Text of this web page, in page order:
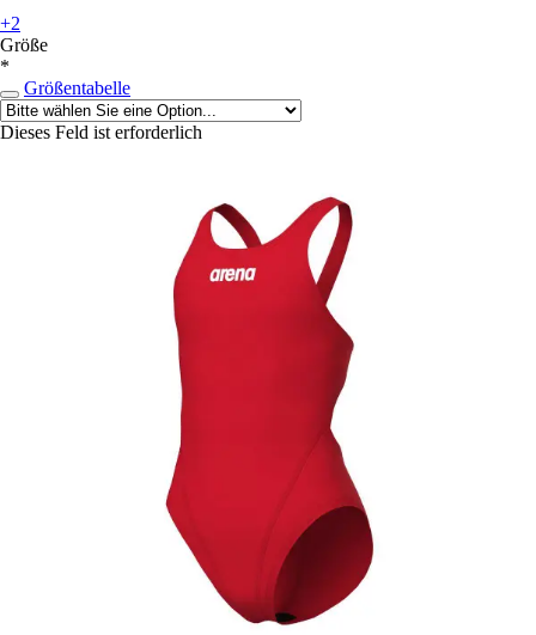
+2
Größe
*
Größentabelle
Dieses Feld ist erforderlich